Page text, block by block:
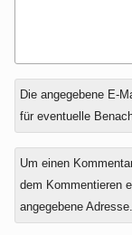
Antwort
zu
Die angegebene E-
für eventuelle
Um einen
dem Kommentieren
angegebene Adresse.